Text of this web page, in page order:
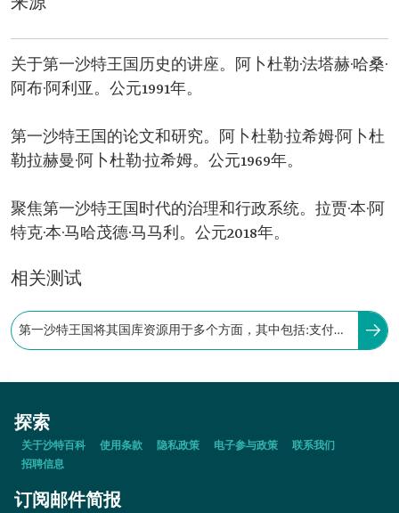
关于第一沙特王国历史的讲座。阿卜杜勒·法塔赫·哈桑·
阿布·阿利亚。公元1991年。
第一沙特王国的论文和研究。阿卜杜勒·拉希姆·阿卜杜
勒拉赫曼·阿卜杜勒·拉希姆。公元1969年。
聚焦第一沙特王国时代的治理和行政系统。拉贾·本·阿
特克·本·马哈茂德·马马利。公元2018年。
相关测试
第一沙特王国将其国库资源用于多个方面，其中包括:支付给
探索
关于沙特百科 使用条款 隐私政策 电子参与政策
联系我们
招聘信息
订阅邮件简报